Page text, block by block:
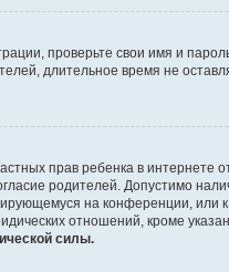
проверьте свои имя и
длительное время не
прав ребенка в
родителей. Допустимо
на конференции,
отношений, кроме
силы.